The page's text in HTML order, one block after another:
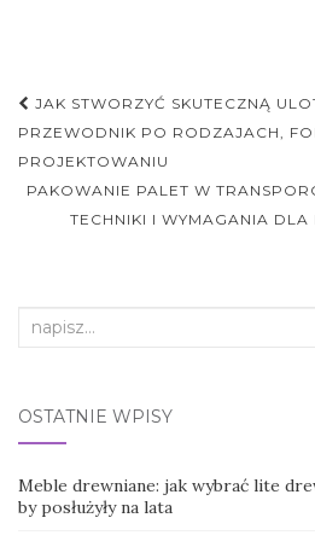
Nawigacja
postu
JAK STWORZYĆ SKUTECZNĄ
PRZEWODNIK PO RODZAJACH,
PROJEKTOWANIU
PAKOWANIE PALET W
TECHNIKI I WYMAGANIA DLA
Search
OSTATNIE WPISY
Meble drewniane: jak wybrać lite
by posłużyły na lata